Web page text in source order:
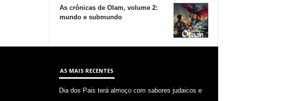
As crônicas de Olam, volume 2:
mundo e submundo
AS MAIS RECENTES
Dia dos Pais terá almoço com sabores judaicos e